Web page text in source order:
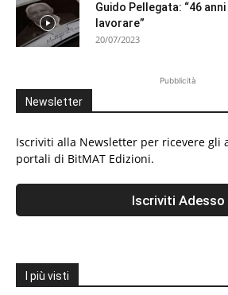
Guido Pellegata: “46
lavorare”
20/07/2023
Pubblicità
Newsletter
Iscriviti alla Newsletter per ricevere gli
portali di BitMAT Edizioni.
I più visti